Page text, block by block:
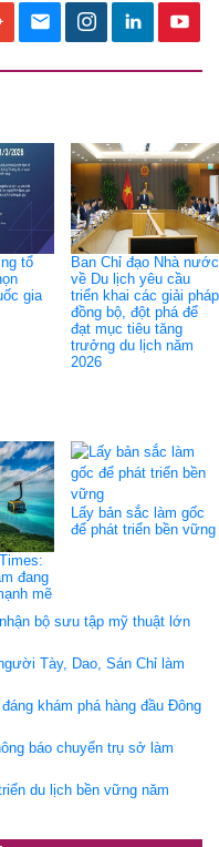
tổ
gia
Ban Chỉ đạo Nhà nước
về Du lịch yêu cầu
triển khai các giải pháp
đồng bộ, đột phá để
đạt mục tiêu tăng
trưởng du lịch năm
2026
đang
mẽ
Lấy bản sắc làm gốc
để phát triển bền vững
bộ sưu tập mỹ thuật lớn
Tày, Dao, Sán Chỉ làm
khám phá hàng đầu Đông
báo chuyển trụ sở làm
du lịch bền vững năm